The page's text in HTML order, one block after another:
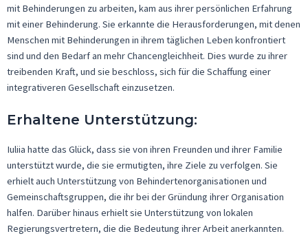
mit Behinderungen zu arbeiten, kam aus ihrer persönlichen Erfahrung
mit einer Behinderung. Sie erkannte die Herausforderungen, mit denen
Menschen mit Behinderungen in ihrem täglichen Leben konfrontiert
sind und den Bedarf an mehr Chancengleichheit. Dies wurde zu ihrer
treibenden Kraft, und sie beschloss, sich für die Schaffung einer
integrativeren Gesellschaft einzusetzen.
Erhaltene Unterstützung:
Iuliia hatte das Glück, dass sie von ihren Freunden und ihrer Familie
unterstützt wurde, die sie ermutigten, ihre Ziele zu verfolgen. Sie
erhielt auch Unterstützung von Behindertenorganisationen und
Gemeinschaftsgruppen, die ihr bei der Gründung ihrer Organisation
halfen. Darüber hinaus erhielt sie Unterstützung von lokalen
Regierungsvertretern, die die Bedeutung ihrer Arbeit anerkannten.